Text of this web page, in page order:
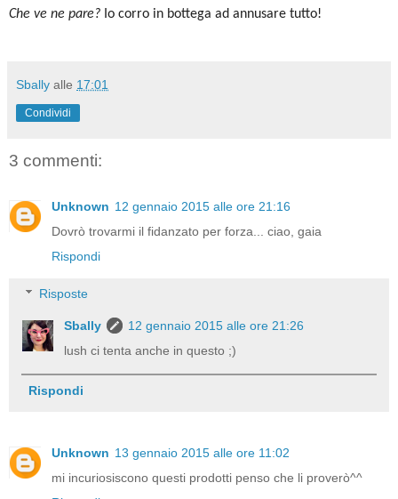
Che ve ne pare? Io corro in bottega ad annusare tutto!
Sbally alle 17:01
Condividi
3 commenti:
Unknown 12 gennaio 2015 alle ore 21:16
Dovrò trovarmi il fidanzato per forza... ciao, gaia
Rispondi
Risposte
Sbally
12 gennaio 2015 alle ore 21:26
lush ci tenta anche in questo ;)
Rispondi
Unknown 13 gennaio 2015 alle ore 11:02
mi incuriosiscono questi prodotti penso che li proverò^^